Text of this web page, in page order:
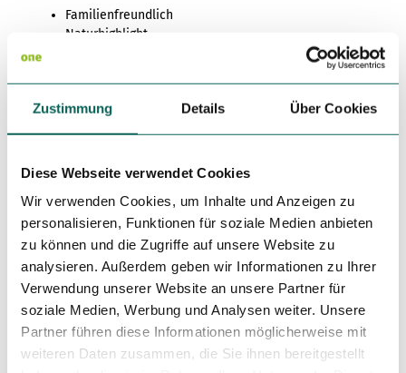
Zustimmung Details Über Cookies
Diese Webseite verwendet Cookies
Wir verwenden Cookies, um Inhalte und Anzeigen zu
personalisieren, Funktionen für soziale Medien anbieten
zu können und die Zugriffe auf unsere Website zu
analysieren. Außerdem geben wir Informationen zu Ihrer
Verwendung unserer Website an unsere Partner für
soziale Medien, Werbung und Analysen weiter. Unsere
Partner führen diese Informationen möglicherweise mit
weiteren Daten zusammen, die Sie ihnen bereitgestellt
Familienfreundlich
Naturhighlight
Die Route ist auch aufKomootzu finden.
CC-BY-SA
Kleeblatt-Route 2 Logo